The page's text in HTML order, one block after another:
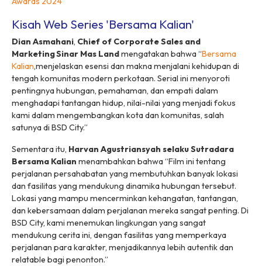
Kisah Web Series 'Bersama Kalian'
Dian Asmahani, Chief of Corporate Sales and
MarketingSinar Mas Landmengatakan bahwa “Bersama
Kalian,menjelaskan esensi dan makna menjalani kehidupan di
tengah komunitas modern perkotaan. Serial ini menyoroti
pentingnya hubungan, pemahaman, dan empati dalam
menghadapi tantangan hidup, nilai-nilai yang menjadi fokus
kami dalam mengembangkan kota dan komunitas, salah
satunya di BSD City.”
Sementara itu, Harvan Agustriansyah selaku Sutradara
Bersama Kalian menambahkan bahwa “Film ini tentang
perjalanan persahabatan yang membutuhkan banyak lokasi
dan fasilitas yang mendukung dinamika hubungan tersebut.
Lokasi yang mampu mencerminkan kehangatan, tantangan,
dan kebersamaan dalam perjalanan mereka sangat penting. Di
BSD City, kami menemukan lingkungan yang sangat
mendukung cerita ini, dengan fasilitas yang memperkaya
perjalanan para karakter, menjadikannya lebih autentik dan
relatable bagi penonton.”